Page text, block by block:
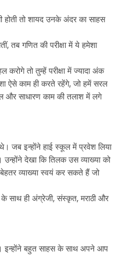
तो शायद उनके अंदर का साहस
तब गणित की परीक्षा में ये हमेशा
तो तुम्हें परीक्षा में ज्यादा अंक
ऐसे काम ही करते रहेंगे, जो हमें सरल
और साधारण काम की तलाश में लगे
जब इन्होंने हाई स्कूल में प्रवेश लिया
देखा कि तिलक उस व्याख्या को
व्याख्या स्वयं कर सकते हैं जो
साथ ही अंग्रेजी, संस्कृत, मराठी और
इन्होंने बहुत साहस के साथ अपने आप